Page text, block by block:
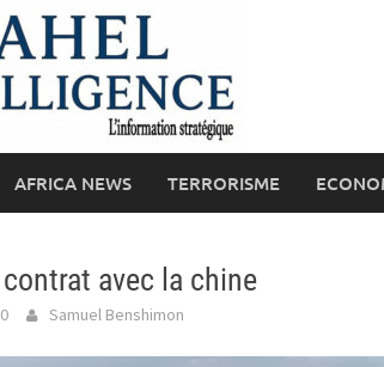
AFRICA NEWS TERRORISME
avec la chine
Samuel Benshimon